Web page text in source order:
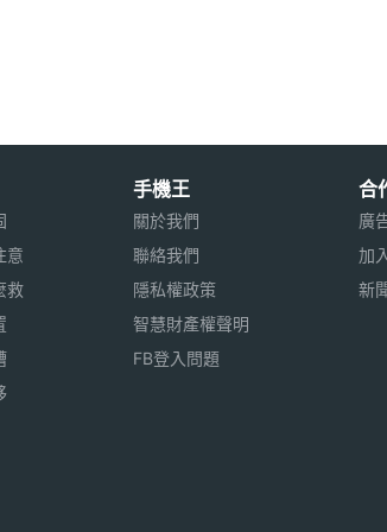
意
救
手機王
關於我們
聯絡我們
隱私權政策
智慧財產權聲明
FB登入問題
合
廣
加
新